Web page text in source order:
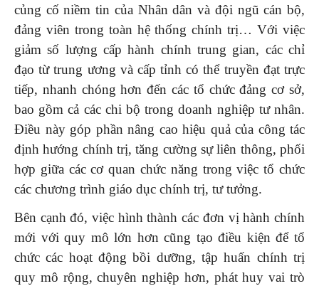
củng cố niềm tin của Nhân dân và đội ngũ cán bộ,
đảng viên trong toàn hệ thống chính trị… Với việc
giảm số lượng cấp hành chính trung gian, các chỉ
đạo từ trung ương và cấp tỉnh có thể truyền đạt trực
tiếp, nhanh chóng hơn đến các tổ chức đảng cơ sở,
bao gồm cả các chi bộ trong doanh nghiệp tư nhân.
Điều này góp phần nâng cao hiệu quả của công tác
định hướng chính trị, tăng cường sự liên thông, phối
hợp giữa các cơ quan chức năng trong việc tổ chức
các chương trình giáo dục chính trị, tư tưởng.
Bên cạnh đó, việc hình thành các đơn vị hành chính
mới với quy mô lớn hơn cũng tạo điều kiện để tổ
chức các hoạt động bồi dưỡng, tập huấn chính trị
quy mô rộng, chuyên nghiệp hơn, phát huy vai trò